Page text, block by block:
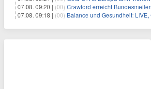
07.08. 09:20 | (00) Crawford erreicht Bundesmeilenstein – jetzt
07.08. 09:18 | (00) Balance und Gesundheit: LIVE, ONLINE, GRATIS